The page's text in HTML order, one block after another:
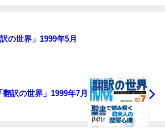
の世界」1999年5月
翻訳の世界」1999年7月